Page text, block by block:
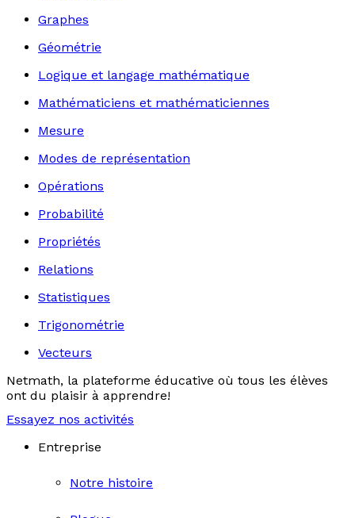
Graphes
Géométrie
Logique et langage mathématique
Mathématiciens et mathématiciennes
Mesure
Modes de représentation
Opérations
Probabilité
Propriétés
Relations
Statistiques
Trigonométrie
Vecteurs
Netmath, la plateforme éducative où tous les élèves
ont du plaisir à apprendre!
Essayez nos activités
Entreprise
Notre histoire